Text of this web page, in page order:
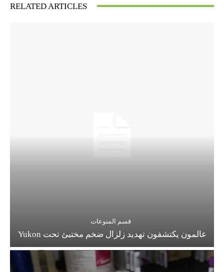
RELATED ARTICLES
قسم المنوعات
عالمون يكتشفون تهديد زلزال ضخم مختبئ تحت Yukon